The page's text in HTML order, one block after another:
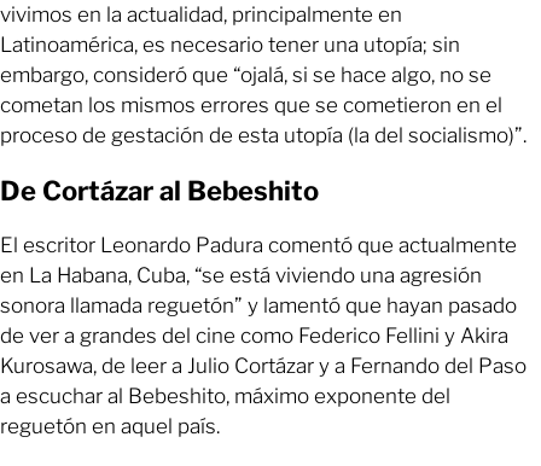
vivimos en la actualidad, principalmente en
Latinoamérica, es necesario tener una utopía; sin
embargo, consideró que “ojalá, si se hace algo, no se
cometan los mismos errores que se cometieron en el
proceso de gestación de esta utopía (la del socialismo)”.
De Cortázar al Bebeshito
El escritor Leonardo Padura comentó que actualmente
en La Habana, Cuba, “se está viviendo una agresión
sonora llamada reguetón” y lamentó que hayan pasado
de ver a grandes del cine como Federico Fellini y Akira
Kurosawa, de leer a Julio Cortázar y a Fernando del Paso
a escuchar al Bebeshito, máximo exponente del
reguetón en aquel país.